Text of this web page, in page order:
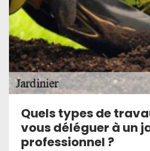
Quels types de
vous déléguer à un
professionnel ?